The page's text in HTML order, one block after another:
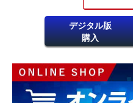
デジタル版
購入